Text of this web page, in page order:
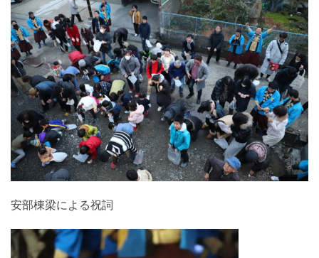
安部棟梁による祝詞